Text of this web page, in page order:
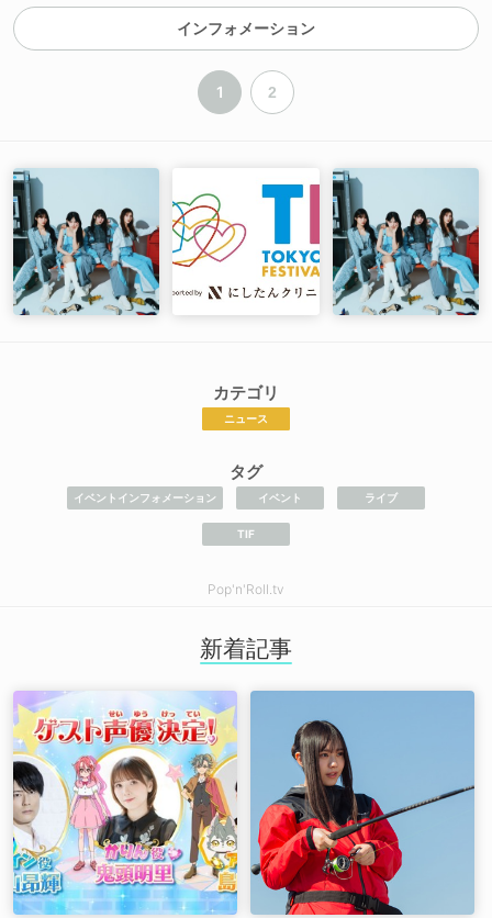
インフォメーション
1 2
カテゴリ
ニュース
タグ
イベントインフォメーション イベント ライブ
TIF
Pop'n'Roll.tv
新着記事